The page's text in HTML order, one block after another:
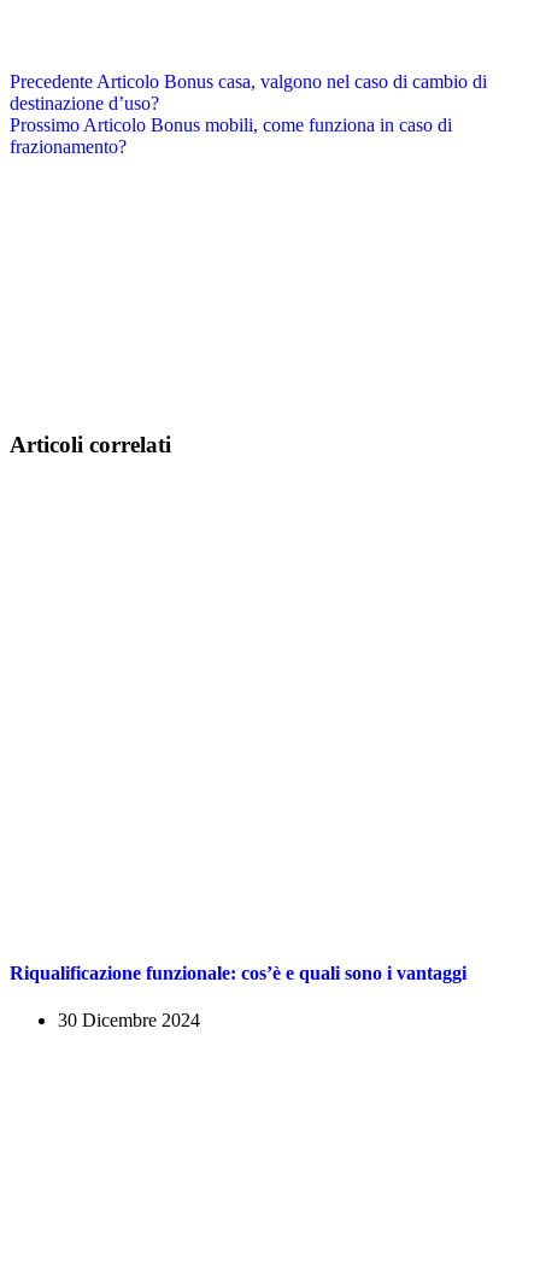
Precedente Articolo Bonus casa, valgono nel caso di cambio di
destinazione d’uso?
Prossimo Articolo Bonus mobili, come funziona in caso di
frazionamento?
Articoli correlati
Riqualificazione funzionale: cos’è e quali sono i vantaggi
30 Dicembre 2024